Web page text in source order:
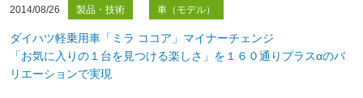
2014/08/26 製品・技術 車（モデル）
ダイハツ軽乗用車「ミラ ココア」マイナーチェンジ
「お気に入りの１台を見つける楽しさ」を１６０通りプラスαのバ
リエーションで実現